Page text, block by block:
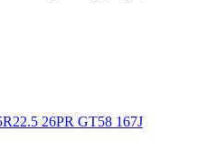
26PR GT58 167J